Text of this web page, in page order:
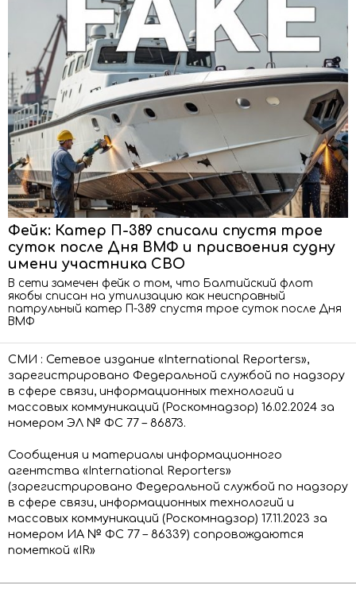
Фейк: Катер П-389 списали спустя трое
суток после Дня ВМФ и присвоения судну
имени участника СВО
В сети замечен фейк о том, что Балтийский флот
якобы списан на утилизацию как неисправный
патрульный катер П-389 спустя трое суток после Дня
ВМФ
СМИ : Сетевое издание «International Reporters»,
зарегистрировано Федеральной службой по надзору
в сфере связи, информационных технологий и
массовых коммуникаций (Роскомнадзор) 16.02.2024 за
номером ЭЛ № ФС 77 – 86873.
Сообщения и материалы информационного
агентства «International Reporters»
(зарегистрировано Федеральной службой по надзору
в сфере связи, информационных технологий и
массовых коммуникаций (Роскомнадзор) 17.11.2023 за
номером ИА № ФС 77 – 86339) сопровождаются
пометкой «IR»